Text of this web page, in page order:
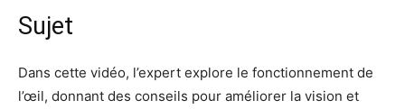
Sujet
Dans cette vidéo, l’expert explore le fonctionnement de
l’œil, donnant des conseils pour améliorer la vision et